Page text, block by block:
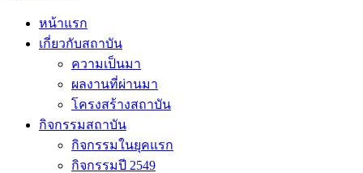
หน้าแรก
เกี่ยวกับสถาบัน
ความเป็นมา
ผลงานที่ผ่านมา
โครงสร้างสถาบัน
กิจกรรมสถาบัน
กิจกรรมในยุคแรก
กิจกรรมปี 2549